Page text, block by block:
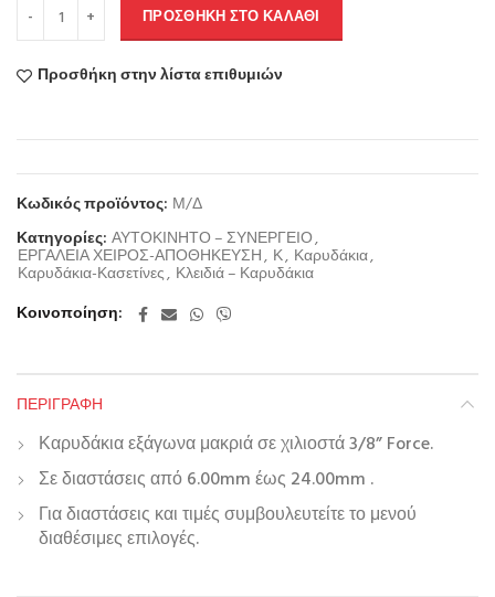
ΠΡΟΣΘΉΚΗ ΣΤΟ ΚΑΛΆΘΙ
Προσθήκη στην λίστα επιθυμιών
Κωδικός προϊόντος: Μ/Δ
Κατηγορίες: ΑΥΤΟΚΙΝΗΤΟ – ΣΥΝΕΡΓΕΙΟ,
ΕΡΓΑΛΕΙΑ ΧΕΙΡΟΣ-ΑΠΟΘΗΚΕΥΣΗ, Κ, Καρυδάκια,
Καρυδάκια-Κασετίνες, Κλειδιά – Καρυδάκια
Κοινοποίηση
ΠΕΡΙΓΡΑΦΉ
Καρυδάκια εξάγωνα μακριά σε χιλιοστά 3/8” Force.
Σε διαστάσεις από 6.00mm έως 24.00mm .
Για διαστάσεις και τιμές συμβουλευτείτε το μενού
διαθέσιμες επιλογές.